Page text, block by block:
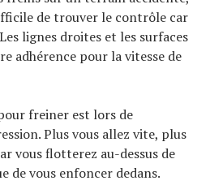
de trouver le contrôle car
lignes droites et les surfaces
adhérence pour la vitesse de
freiner est lors de
Plus vous allez vite, plus
vous flotterez au-dessus de
de vous enfoncer dedans.